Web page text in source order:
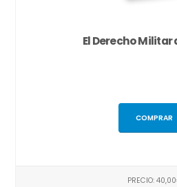
El Derecho Militar
COMPRAR
PRECIO: